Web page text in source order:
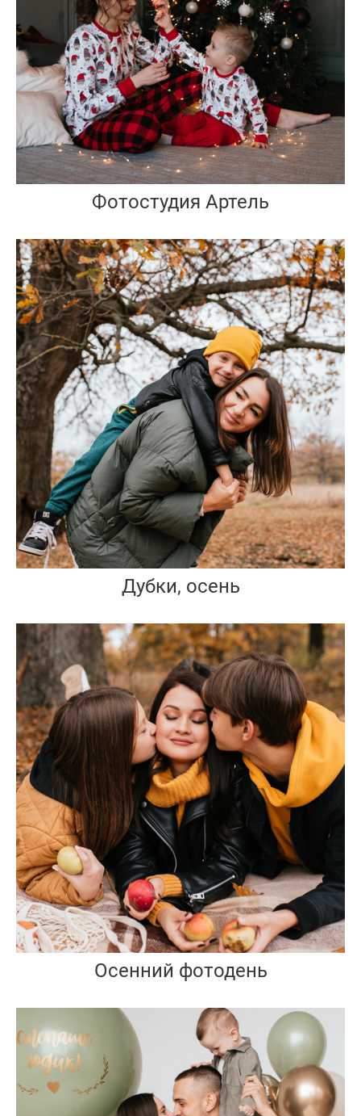
Фотостудия Артель
Дубки, осень
Осенний фотодень